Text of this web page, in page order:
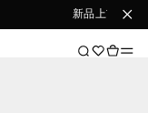
新品上市 選